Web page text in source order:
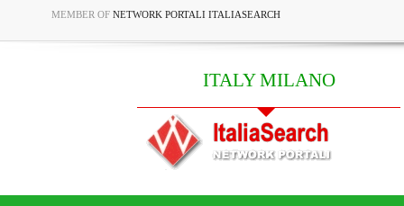
MEMBER OF NETWORK PORTALI ITALIASEARCH
ITALY MILANO